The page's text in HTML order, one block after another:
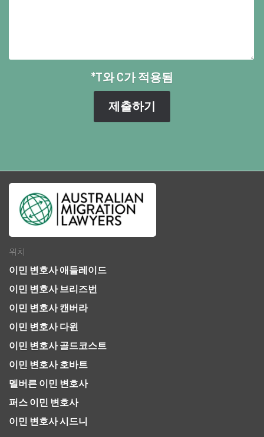
*T와 C가 적용됨
위치
이민 변호사 애들레이드
이민 변호사 브리즈번
이민 변호사 캔버라
이민 변호사 다윈
이민 변호사 골드코스트
이민 변호사 호바트
멜버른 이민 변호사
퍼스 이민 변호사
이민 변호사 시드니